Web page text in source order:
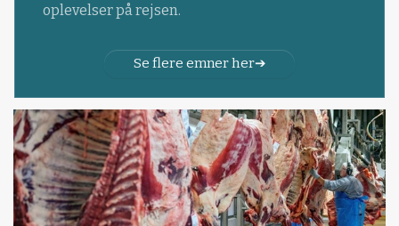
oplevelser på rejsen.
Se flere emner her